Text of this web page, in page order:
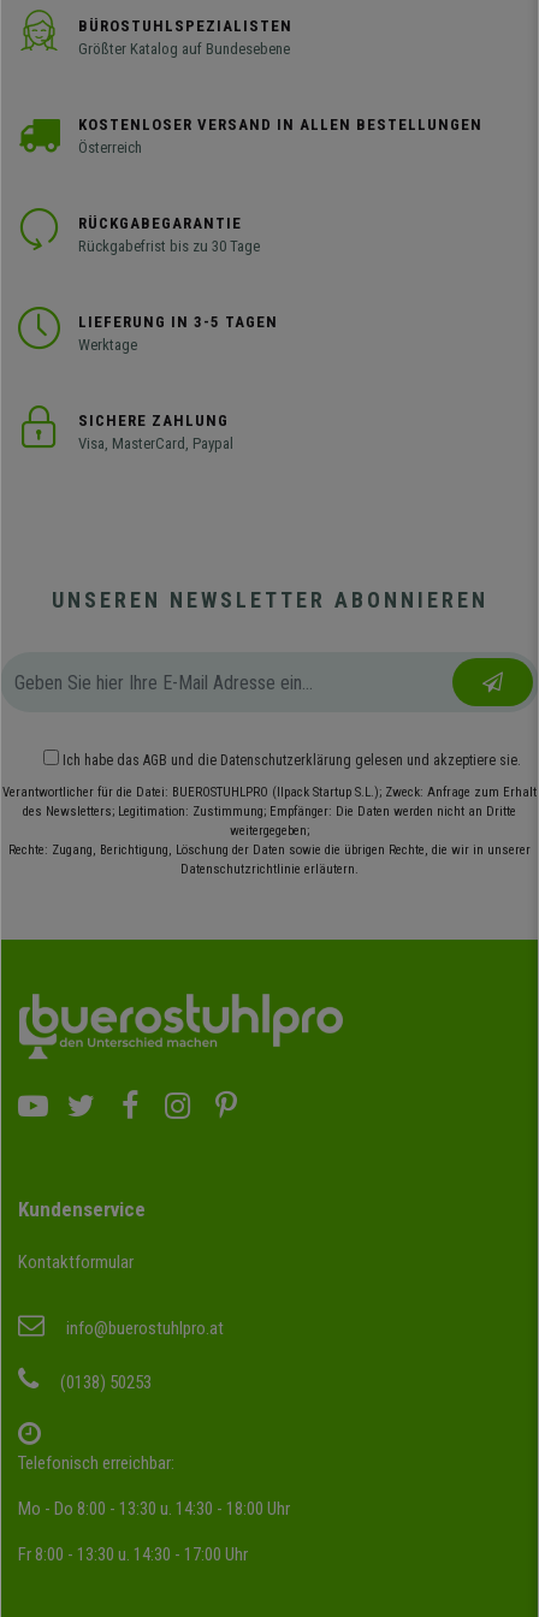
BÜROSTUHLSPEZIALISTEN
Größter Katalog auf Bundesebene
KOSTENLOSER VERSAND IN ALLEN BESTELLUNGEN
Österreich
RÜCKGABEGARANTIE
Rückgabefrist bis zu 30 Tage
LIEFERUNG IN 3-5 TAGEN
Werktage
SICHERE ZAHLUNG
Visa, MasterCard, Paypal
UNSEREN NEWSLETTER ABONNIEREN
Ich habe das AGB und die Datenschutzerklärung gelesen und akzeptiere sie.
Verantwortlicher für die Datei: BUEROSTUHLPRO (Ilpack Startup S.L.); Zweck: Anfrage zum Erhalt
des Newsletters; Legitimation: Zustimmung; Empfänger: Die Daten werden nicht an Dritte
weitergegeben;
Rechte: Zugang, Berichtigung, Löschung der Daten sowie die übrigen Rechte, die wir in unserer
Datenschutzrichtlinie erläutern.
Kundenservice
Kontaktformular
info@buerostuhlpro.at
(0138) 50253
Telefonisch erreichbar:
Mo - Do 8:00 - 13:30 u. 14:30 - 18:00 Uhr
Fr 8:00 - 13:30 u. 14:30 - 17:00 Uhr